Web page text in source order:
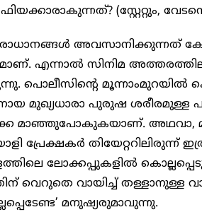
(സ്റ്റേറ്റും,
അവസാനിക്കുന്നത്
എന്നാൽ സിനിമ
പൊലീസിന്റെ മൂന്നാംമുറയിൽ
മുഖ്യധാരാ പുരുഷ ശരീരമുള്ള
മാഞ്ഞുപോകുകയാണ്. അഥവാ,
പ്രേക്ഷകർ തിയേറ്ററിലിരുന്ന്
ലോക്കപ്പുകളിൽ
വെറുതെ വായിച്ച് തള്ളാനുള്ള
മനുഷ്യരുമാവുന്നു.